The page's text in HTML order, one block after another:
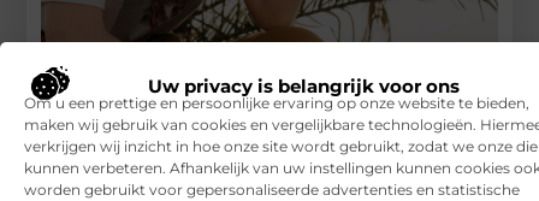
Uw privacy is belangrijk voor ons
Om u een prettige en persoonlijke ervaring op onze website te bieden,
maken wij gebruik van cookies en vergelijkbare technologieën.
verkrijgen wij inzicht in hoe onze site wordt gebruikt, zodat we onze
kunnen verbeteren. Afhankelijk van uw instellingen kunnen cookies
worden gebruikt voor gepersonaliseerde advertenties en statistische
De outfit voor het mooie weer
RECENTE BERICHTEN
7 tips voor het kiezen van een luxe vakantiepark